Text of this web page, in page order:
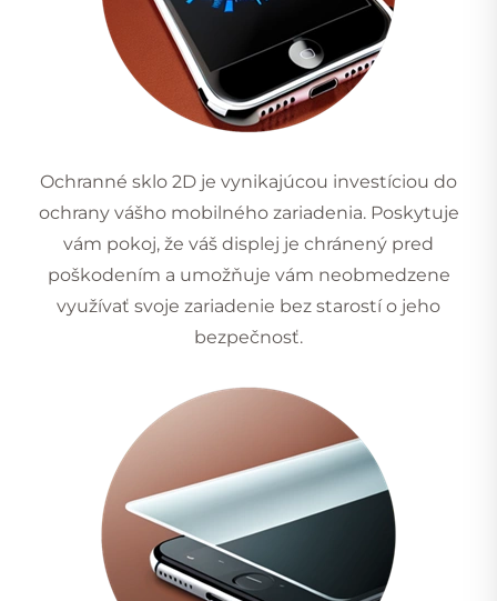
Ochranné sklo 2D je vynikajúcou investíciou do
ochrany vášho mobilného zariadenia. Poskytuje
vám pokoj, že váš displej je chránený pred
poškodením a umožňuje vám neobmedzene
využívať svoje zariadenie bez starostí o jeho
bezpečnosť.